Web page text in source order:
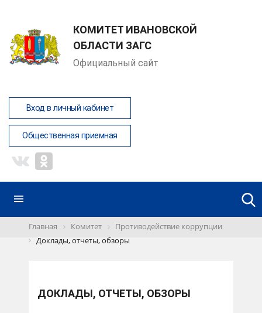
КОМИТЕТ ИВАНОВСКОЙ
ОБЛАСТИ ЗАГС
Официальный сайт
Вход в личный кабинет
Общественная приемная
Главная Комитет
Противодействие коррупции
Доклады, отчеты, обзоры
ДОКЛАДЫ, ОТЧЕТЫ, ОБЗОРЫ